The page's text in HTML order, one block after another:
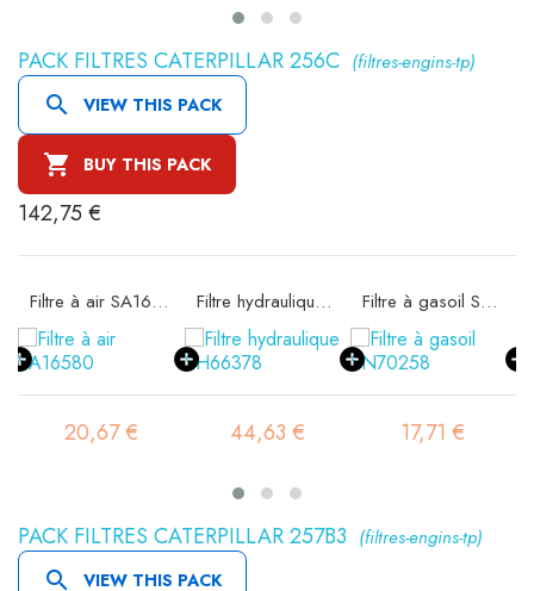
PACK FILTRES CATERPILLAR 256C (filtres-engins-tp)
 VIEW THIS PACK
 BUY THIS PACK
142,75 €
Filtre à air SA16580
20,67 €
Filtre hydraulique SH66378
44,63 €
Filtre à gasoil SN70258
17,71 €
PACK FILTRES CATERPILLAR 257B3 (filtres-engins-tp)
 VIEW THIS PACK